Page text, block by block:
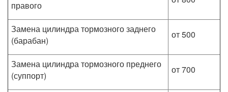
правого
Замена цилиндра тормозного заднего
(барабан)
от 500
Замена цилиндра тормозного преднего
(суппорт)
от 700